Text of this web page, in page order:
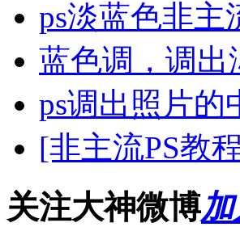
ps淡蓝色非主
蓝色调，调出
ps调出照片的
[非主流PS教
关注大神微博